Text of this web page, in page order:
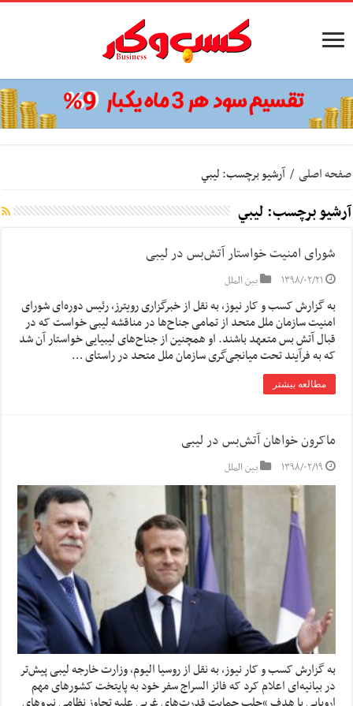
صفحه اصلی / آرشیو برچسب: ليبي
آرشیو برچسب:ليبي
شورای امنیت خواستار آتش‌بس در لیبی
۱۳۹۸/۰۲/۲۱ بین الملل
به گزارش کسب و کار نیوز، به نقل از خبرگزاری رویترز، رئیس دوره‌ای شورای
امنیت سازمان ملل متحد از تمامی جناح‌ها در مناقشه لیبی خواست که در
قبال آتش بس متعهد باشند. او همچنین از جناح‌های لیبیایی خواستار آن شد
که به فرآیند تحت میانجی‌گری سازمان ملل متحد در راستای …
مطالعه بیشتر
ماکرون خواهان آتش‌بس در لیبی
۱۳۹۸/۰۲/۱۹ بین الملل
به گزارش کسب و کار نیوز، به نقل از روسیا الیوم، وزارت خارجه لیبی پیش‌تر
در بیانیه‌ای اعلام کرد که فائز السراج سفر خود به پایتخت کشورهای مهم